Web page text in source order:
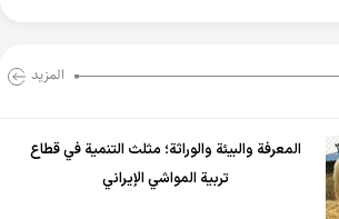
المزید
المعرفة والبيئة والوراثة؛ مثلث التنمية في قطاع
تربية المواشي الإيراني